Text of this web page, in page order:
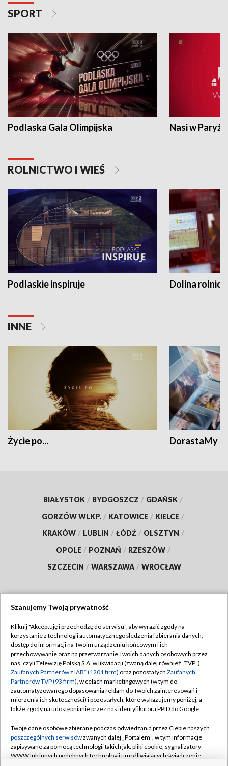
SPORT
Podlaska Gala Olimpijska Nasi w Paryżu
ROLNICTWO I WIEŚ
Podlaskie inspiruje Dolina
INNE
Życie po... DorastaMy
BIAŁYSTOK / BYDGOSZCZ / GDAŃSK /
GORZÓW WLKP. / KATOWICE / KIELCE /
KRAKÓW / LUBLIN / ŁÓDŹ / OLSZTYN /
OPOLE / POZNAŃ / RZESZÓW /
SZCZECIN / WARSZAWA / WROCŁAW
TVP
Abonament TVP
Emisja w TVP
Centrum informacji TVP
Naziemna Telewizja Cyfrowa
Rada Programowa
System NOS
Regulamin TVP
Polityka prywatności
Moje zgody
Pomoc
Kontakt
Szanujemy Twoją prywatność
Kliknij "Akceptuję i przechodzę do serwisu", aby wyrazić zgody na
korzystanie z technologii automatycznego śledzenia i zbierania danych,
dostęp do informacji na Twoim urządzeniu końcowym i ich
przechowywanie oraz na przetwarzanie Twoich danych osobowych przez
nas, czyli Telewizję Polską S.A. w likwidacji (zwaną dalej również „TVP”),
Zaufanych Partnerów z IAB* (1201 firm) oraz pozostałych Zaufanych
Partnerów TVP (93 firm), w celach marketingowych (w tym do
zautomatyzowanego dopasowania reklam do Twoich zainteresowań i
mierzenia ich skuteczności) i pozostałych, które wskazujemy poniżej, a
także zgody na udostępnianie przez nas identyfikatora PPID do Google.
Twoje dane osobowe zbierane podczas odwiedzania przez Ciebie naszych
poszczególnych serwisówzwanych dalej „Portalem”, w tym informacje
zapisywane za pomocą technologii takich jak: pliki cookie, sygnalizatory
WWW lub innych podobnych technologii umożliwiających świadczenie